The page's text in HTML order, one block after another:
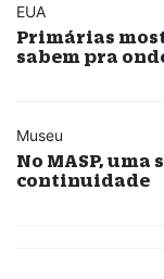
EUA
Primárias
sabem pra
Museu
No MASP, uma
continuidade